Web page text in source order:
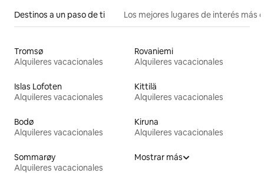
Destinos a un paso de ti Los mejores lugares de interés más
Tromsø
Alquileres vacacionales
Rovaniemi
Alquileres vacacionales
Islas Lofoten
Alquileres vacacionales
Kittilä
Alquileres vacacionales
Bodø
Alquileres vacacionales
Kiruna
Alquileres vacacionales
Sommarøy
Alquileres vacacionales
Mostrar más